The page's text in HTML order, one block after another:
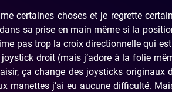
certaines choses et je regrette
sa prise en main même si la
pas trop la croix directionnelle qui
droit (mais j’adore à la folie
ça change des joysticks originaux
manettes j’ai eu aucune difficulté.